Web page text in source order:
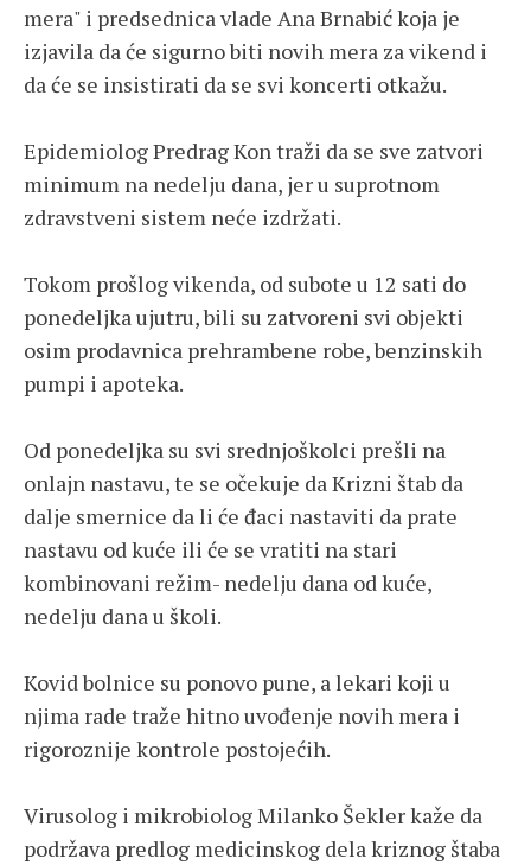
mera" i predsednica vlade Ana Brnabić koja je
izjavila da će sigurno biti novih mera za vikend i
da će se insistirati da se svi koncerti otkažu.
Epidemiolog Predrag Kon traži da se sve zatvori
minimum na nedelju dana, jer u suprotnom
zdravstveni sistem neće izdržati.
Tokom prošlog vikenda, od subote u 12 sati do
ponedeljka ujutru, bili su zatvoreni svi objekti
osim prodavnica prehrambene robe, benzinskih
pumpi i apoteka.
Od ponedeljka su svi srednjoškolci prešli na
onlajn nastavu, te se očekuje da Krizni štab da
dalje smernice da li će đaci nastaviti da prate
nastavu od kuće ili će se vratiti na stari
kombinovani režim- nedelju dana od kuće,
nedelju dana u školi.
Kovid bolnice su ponovo pune, a lekari koji u
njima rade traže hitno uvođenje novih mera i
rigoroznije kontrole postojećih.
Virusolog i mikrobiolog Milanko Šekler kaže da
podržava predlog medicinskog dela kriznog štaba